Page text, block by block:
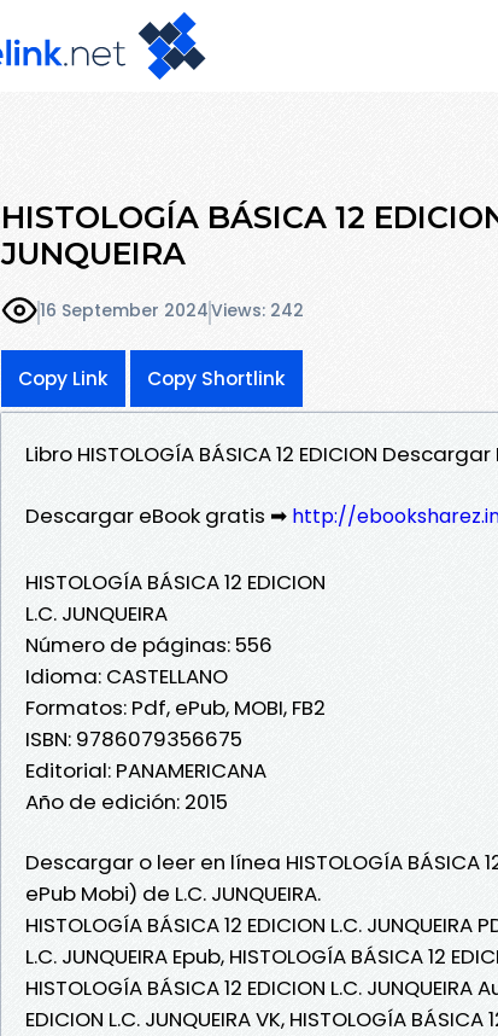
HISTOLOGÍA BÁSICA 12
JUNQUEIRA
16 September 2024Views: 242
Copy Link Copy Shortlink
Libro HISTOLOGÍA BÁSICA 12 EDICION Descargar
Descargar eBook gratis ➡ http://
HISTOLOGÍA BÁSICA 12 EDICION
L.C. JUNQUEIRA
Número de páginas: 556
Idioma: CASTELLANO
Formatos: Pdf, ePub, MOBI, FB2
ISBN: 9786079356675
Editorial: PANAMERICANA
Año de edición: 2015
Descargar o leer en línea HISTOLOGÍA BÁSICA
ePub Mobi) de L.C. JUNQUEIRA.
HISTOLOGÍA BÁSICA 12 EDICION L.C. JUNQUEIRA
L.C. JUNQUEIRA Epub, HISTOLOGÍA BÁSICA 12
HISTOLOGÍA BÁSICA 12 EDICION L.C. JUNQUEIRA
EDICION L.C. JUNQUEIRA VK, HISTOLOGÍA BÁSICA